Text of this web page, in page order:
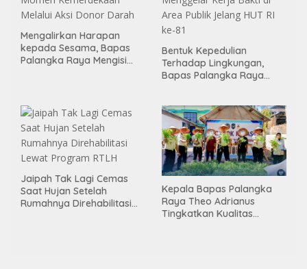
Mengalirkan Harapan
kepada Sesama, Bapas
Palangka Raya Mengisi
Bentuk Kepedulian
Terhadap Lingkungan,
Bapas Palangka Raya
ke-81
Jaipah Tak Lagi Cemas
Saat Hujan Setelah
Rumahnya Direhabilitasi
Kepala Bapas Palangka
Raya Theo Adrianus
Tingkatkan Kualitas